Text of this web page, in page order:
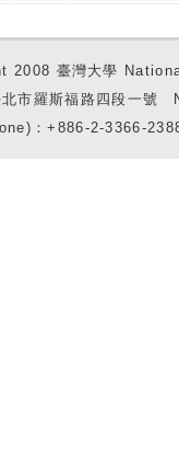
2008 臺灣大學
北市羅斯福路四段一
：+886-2-3366-